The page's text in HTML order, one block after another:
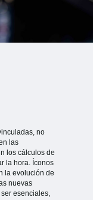
no
las
los cálculos de
la hora. Íconos
la evolución de
nuevas
esenciales,